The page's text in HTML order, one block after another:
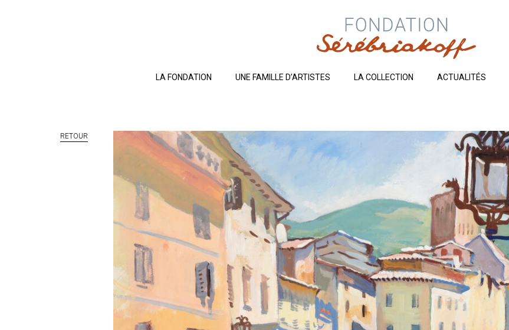
LA FONDATION UNE FAMILLE D’ARTISTES LA COLLECTION ACTUALITÉS
RETOUR